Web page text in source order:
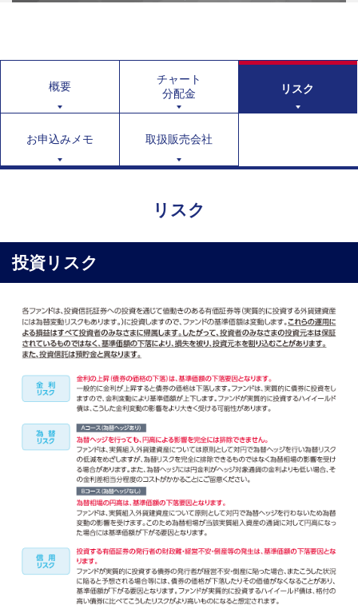
概要
チャート
分配金
リスク
お申込みメモ 取扱販売会社
リスク
投資リスク